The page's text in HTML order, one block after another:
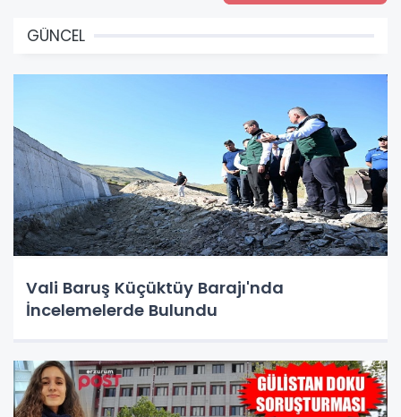
GÜNCEL
Vali Baruş Küçüktüy Barajı'nda
İncelemelerde Bulundu